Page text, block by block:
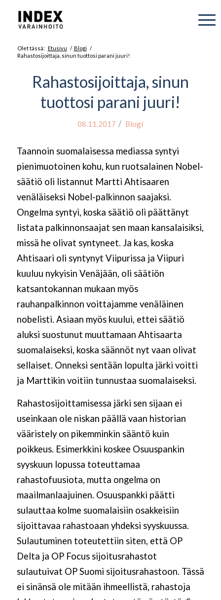
Olet tässä: Etusivu / Blogi /
Rahastosijoittaja, sinun tuottosi parani juuri!
Rahastosijoittaja, sinun
tuottosi parani juuri!
08.11.2017 / Blogi
Taannoin suomalaisessa mediassa syntyi
pienimuotoinen kohu, kun ruotsalainen Nobel-
säätiö oli listannut Martti Ahtisaaren
venäläiseksi Nobel-palkinnon saajaksi.
Ongelma syntyi, koska säätiö oli päättänyt
listata palkinnonsaajat sen maan kansalaisiksi,
missä he olivat syntyneet. Ja kas, koska
Ahtisaari oli syntynyt Viipurissa ja Viipuri
kuuluu nykyisin Venäjään, oli säätiön
katsantokannan mukaan myös
rauhanpalkinnon voittajamme venäläinen
nobelisti. Asiaan myös kuului, ettei säätiö
aluksi suostunut muuttamaan Ahtisaarta
suomalaiseksi, koska säännöt nyt vaan olivat
sellaiset. Onneksi sentään lopulta järki voitti
ja Marttikin voitiin tunnustaa suomalaiseksi.
Rahastosijoittamisessa järki sen sijaan ei
useinkaan ole niskan päällä vaan historian
vääristely on pikemminkin sääntö kuin
poikkeus. Esimerkkini koskee Osuuspankin
syyskuun lopussa toteuttamaa
rahastofuusiota, mutta ongelma on
maailmanlaajuinen. Osuuspankki päätti
sulauttaa kolme suomalaisiin osakkeisiin
sijoittavaa rahastoaan yhdeksi syyskuussa.
Sulautuminen toteutettiin siten, että OP
Delta ja OP Focus sijoitusrahastot
sulautuivat OP Suomi sijoitusrahastoon. Tässä
ei sinänsä ole mitään ihmeellistä, rahastoja